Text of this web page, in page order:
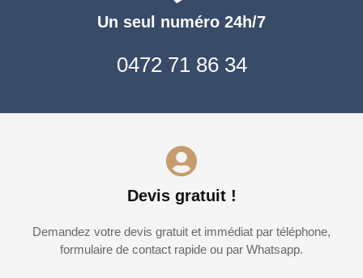
Un seul numéro 24h/7
0472 71 86 34
Devis gratuit !
Demandez votre devis gratuit et immédiat par téléphone,
formulaire de contact rapide ou par Whatsapp.